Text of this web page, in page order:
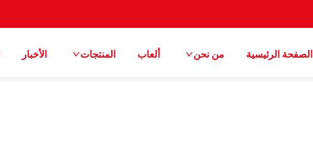
الصفحة الرئيسية من نحن ألعاب المنتجات الأخبار